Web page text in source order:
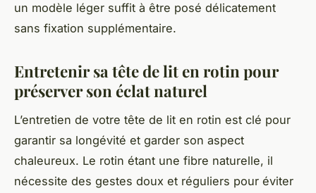
un modèle léger suffit à être posé délicatement
sans fixation supplémentaire.
Entretenir sa tête de lit en rotin pour
préserver son éclat naturel
L’entretien de votre tête de lit en rotin est clé pour
garantir sa longévité et garder son aspect
chaleureux. Le rotin étant une fibre naturelle, il
nécessite des gestes doux et réguliers pour éviter